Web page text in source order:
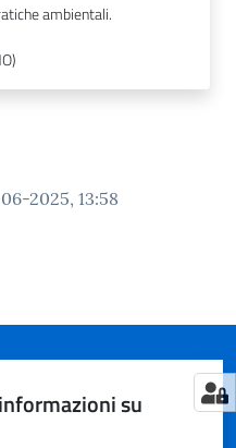
ambientali.
2025, 13:58
su